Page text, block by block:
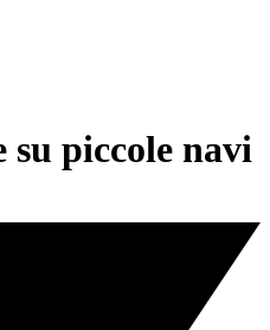
su piccole navi